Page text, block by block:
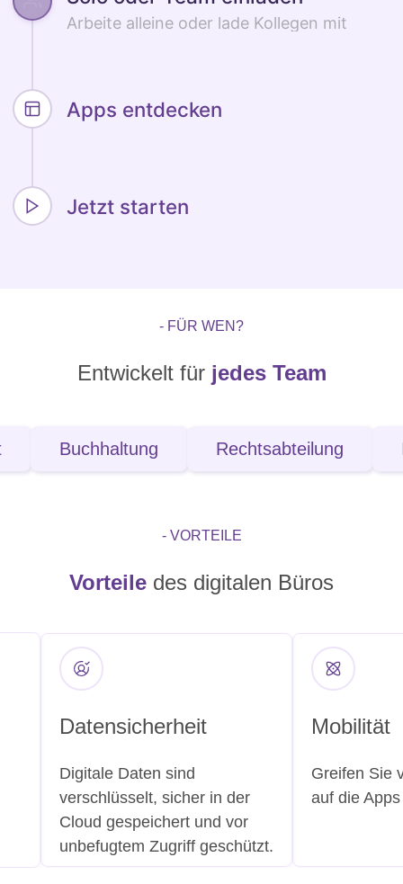
einem Klick ein.
Apps entdecken
Jetzt starten
- FÜR WEN?
Entwickelt für jedes Team
Rechtsabteilung IT-
- VORTEILE
Vorteile des digitalen Büros
Datensicherheit
Digitale Daten sind
verschlüsselt, sicher in der
Cloud gespeichert und vor
unbefugtem Zugriff geschützt.
Mobilität
Greifen Sie
auf die